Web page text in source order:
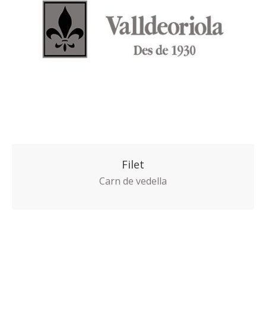
Filet
Carn de vedella